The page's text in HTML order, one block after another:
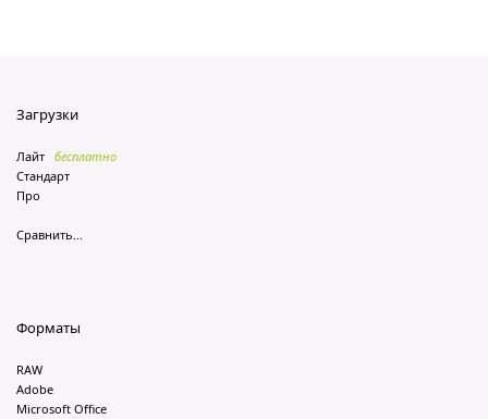
Загрузки
Лайт бесплатно
Стандарт
Про
Сравнить...
Форматы
RAW
Adobe
Microsoft Office